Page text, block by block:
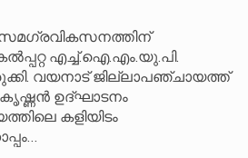
സമഗ്രവികസനത്തിന്
എച്ച്.ഐ.എം.യു.പി.
വയനാട് ജില്ലാപഞ്ചായത്ത്
ഉദ്ഘാടനം
കളിയിടം